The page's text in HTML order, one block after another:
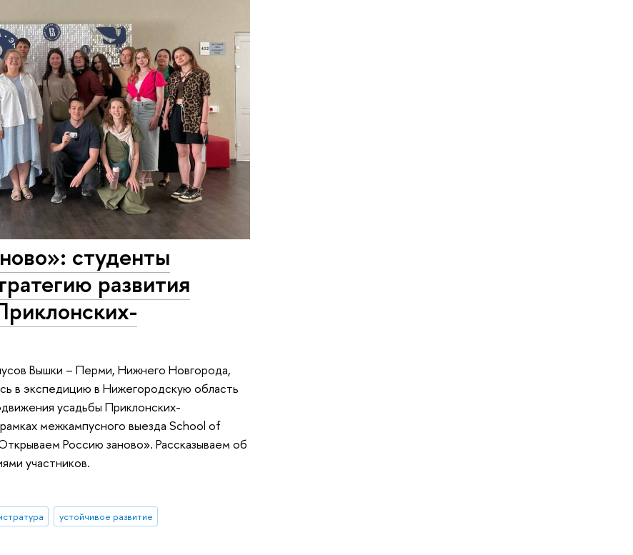
студенты
развития
Вышки – Перми, Нижнего Новгорода,
в экспедицию в Нижегородскую область
усадьбы Приклонских-
межкампусного выезда School of
Россию заново». Рассказываем об
участников.
устойчивое развитие